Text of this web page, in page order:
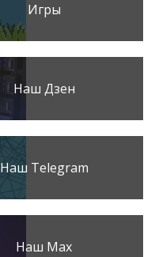
Игры
Наш Дзен
Наш Telegram
Наш Max